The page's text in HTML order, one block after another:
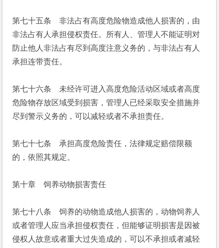
第七十五条　非法占有高度危险物造成他人损害的，由
非法占有人承担侵权责任。所有人、管理人不能证明对
防止他人非法占有尽到高度注意义务的，与非法占有人
承担连带责任。
第七十六条　未经许可进入高度危险活动区域或者高度
危险物存放区域受到损害，管理人已经采取安全措施并
尽到警示义务的，可以减轻或者不承担责任。
第七十七条　承担高度危险责任，法律规定赔偿限额
的，依照其规定。
第十章　饲养动物损害责任
第七十八条　饲养的动物造成他人损害的，动物饲养人
或者管理人应当承担侵权责任，但能够证明损害是因被
侵权人故意或者重大过失造成的，可以不承担或者减轻